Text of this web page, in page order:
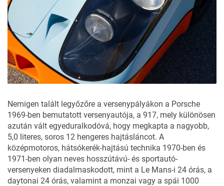
Nemigen talált legyőzőre a versenypályákon a Porsche
1969-ben bemutatott versenyautója, a 917, mely különösen
azután vált egyeduralkodóvá, hogy megkapta a nagyobb,
5,0 literes, soros 12 hengeres hajtásláncot. A
középmotoros, hátsókerék-hajtású technika 1970-ben és
1971-ben olyan neves hosszútávú- és sportautó-
versenyeken diadalmaskodott, mint a Le Mans-i 24 órás, a
daytonai 24 órás, valamint a monzai vagy a spái 1000